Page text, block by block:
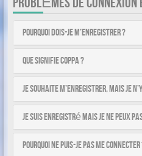
Pourquoi dois-je m’enregistrer ?
Que signifie COPPA ?
Je souhaite m’enregistrer, mais je
Je suis enregistré mais je ne peux
Pourquoi ne puis-je pas me connecter